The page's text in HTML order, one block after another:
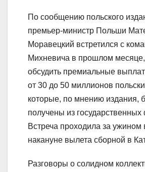
По сообщению польского
премьер-министр Польши
Моравецкий встретился с
Михневича в прошлом
обсудить премиальные
от 30 до 50 миллионов
которые, по мнению издания,
получены из
Встреча проходила за ужином
накануне вылета сборной в
Разговоры о солидном